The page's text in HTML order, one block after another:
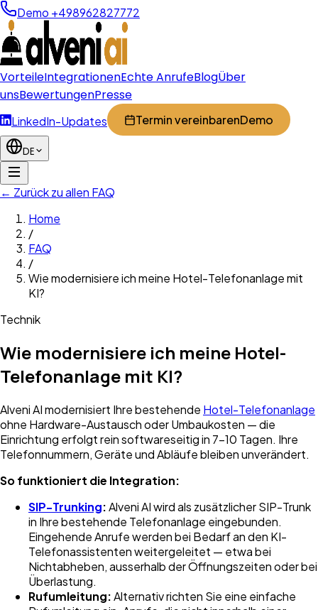
Demo +498962827772
VorteileIntegrationenEchte AnrufeBlogÜber
unsBewertungenPresse
LinkedIn-Updates Termin vereinbarenDemo
DE
← Zurück zu allen FAQ
Home
/
FAQ
/
Wie modernisiere ich meine Hotel-Telefonanlage mit
KI?
Technik
Wie modernisiere ich meine Hotel-
Telefonanlage mit KI?
Alveni AI modernisiert Ihre bestehende Hotel-Telefonanlage
ohne Hardware-Austausch oder Umbaukosten — die
Einrichtung erfolgt rein softwareseitig in 7–10 Tagen. Ihre
Telefonnummern, Geräte und Abläufe bleiben unverändert.
So funktioniert die Integration:
SIP-Trunking:Alveni AI wird als zusätzlicher SIP-Trunk
in Ihre bestehende Telefonanlage eingebunden.
Eingehende Anrufe werden bei Bedarf an den KI-
Telefonassistenten weitergeleitet — etwa bei
Nichtabheben, ausserhalb der Öffnungszeiten oder bei
Überlastung.
Rufumleitung:Alternativ richten Sie eine einfache